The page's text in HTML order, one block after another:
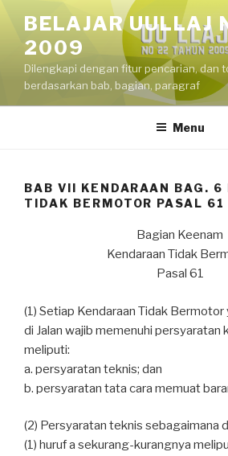
content
BELAJAR UULLAJ
2009
Dilengkapi dengan fitur pencarian, dan
berdasarkan bab, bagian, paragraf
Menu
BAB VII KENDARAAN BAG. 6
TIDAK BERMOTOR PASAL 61
Bagian Keenam
Kendaraan Tidak
Pasal 61
(1) Setiap Kendaraan Tidak
di Jalan wajib memenuhi persyaratan
meliputi:
a. persyaratan teknis; dan
b. persyaratan tata cara memuat
(2) Persyaratan teknis sebagaimana
(1) huruf a sekurang-kurangnya